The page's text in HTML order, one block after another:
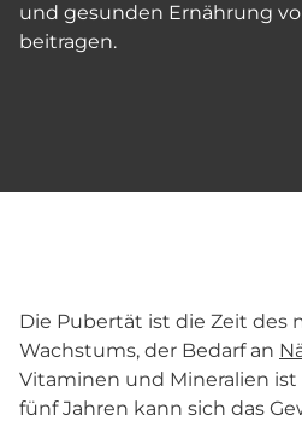
und gesunden Ernährung
beitragen.
Die Pubertät ist die Zeit des
Wachstums, der Bedarf an
Vitaminen und Mineralien
fünf Jahren kann sich das